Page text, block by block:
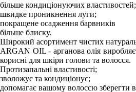
більше кондиціонуючих властивостей;
швидке проникнення луги;
покращене осадження барвників
більше блиску.
Широкий асортимент чистих
ARGAN OIL - арганова олія
корисні для шкіри голови та волосся.
Протизапальні властивості;
зволожує та кондиціонує;
допомагає вашому волоссю зберегти